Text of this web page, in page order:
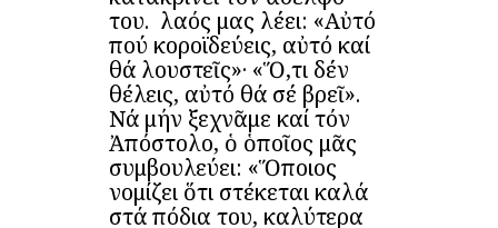
του. Ὁ λαός μας λέει: «Αὐτό
πού κοροϊδεύεις, αὐτό καί
θά λουστεῖς»· «Ὅ,τι δέν
θέλεις, αὐτό θά σέ βρεῖ».
Νά μήν ξεχνᾶμε καί τόν
Ἀπόστολο, ὁ ὁποῖος μᾶς
συμβουλεύει: «Ὅποιος
νομίζει ὅτι στέκεται καλά
στά πόδια του, καλύτερα